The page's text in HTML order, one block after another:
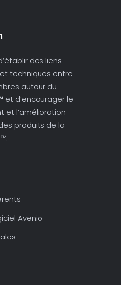
des liens
techniques entre
autour du
et d’encourager le
et l’amélioration
produits de la
Avenio